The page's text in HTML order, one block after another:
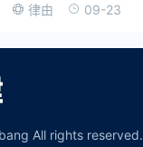
律由 09-23
All rights reserved.